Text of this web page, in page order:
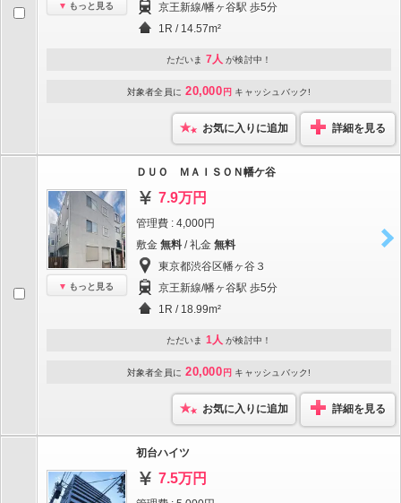
もっと見る
京王新線/幡ヶ谷駅 歩5分
1R / 14.57m²
ただいま 7人 が検討中！
対象者全員に 20,000 円 キャッシュバック!
お気に入りに追加 詳細を見る
もっと見る
ＤＵＯ ＭＡＩＳＯＮ幡ケ谷
7.9万円
管理費 : 4,000円
敷金 無料 / 礼金 無料
東京都渋谷区幡ヶ谷３
京王新線/幡ヶ谷駅 歩5分
1R / 18.99m²
ただいま 1人 が検討中！
対象者全員に 20,000 円 キャッシュバック!
お気に入りに追加 詳細を見る
初台ハイツ
7.5万円